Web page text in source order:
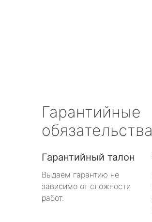
Гарантийные
обязательства
Гарантийный талон
Выдаем гарантию не
зависимо от сложности
работ.